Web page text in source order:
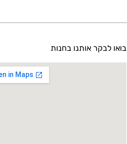
בואו לבקר אותנו בחנות